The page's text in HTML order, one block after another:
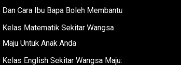
Dan Cara Ibu Bapa Boleh Membantu
Kelas Matematik Sekitar Wangsa
Maju Untuk Anak Anda
Kelas English Sekitar Wangsa Maju: